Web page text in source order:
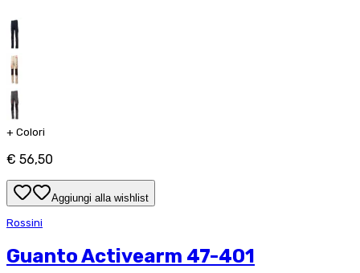
+ Colori
€ 56,50
Aggiungi alla wishlist
Rossini
Guanto Activearm 47-401